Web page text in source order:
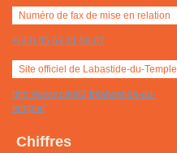
Numéro de fax de mise en relation
+(33) 05 63 31 59 07
Site officiel de Labastide-du-Temple
http://www.cdg82.fr/labastide-du-
temple/
Chiffres